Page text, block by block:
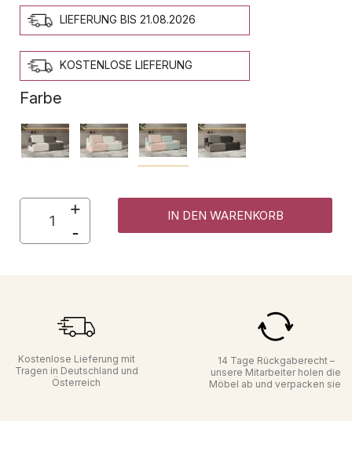
LIEFERUNG BIS 21.08.2026
KOSTENLOSE LIEFERUNG
Farbe
IN DEN WARENKORB
Kostenlose Lieferung mit
Tragen in Deutschland und
Österreich
14 Tage Rückgaberecht –
unsere Mitarbeiter holen die
Möbel ab und verpacken sie